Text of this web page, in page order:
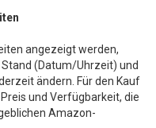
angezeigt werden,
(Datum/Uhrzeit) und
ändern. Für den Kauf
und Verfügbarkeit, die
Amazon-